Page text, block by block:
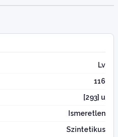
Lv
116
[293] u
Ismeretlen
Szintetikus